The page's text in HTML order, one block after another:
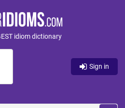
idiom dictionary
Sign in